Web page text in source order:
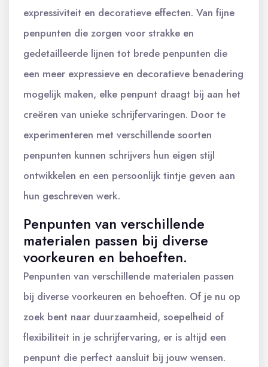
expressiviteit en decoratieve effecten. Van fijne
penpunten die zorgen voor strakke en
gedetailleerde lijnen tot brede penpunten die
een meer expressieve en decoratieve benadering
mogelijk maken, elke penpunt draagt bij aan het
creëren van unieke schrijfervaringen. Door te
experimenteren met verschillende soorten
penpunten kunnen schrijvers hun eigen stijl
ontwikkelen en een persoonlijk tintje geven aan
hun geschreven werk.
Penpunten van verschillende
materialen passen bij diverse
voorkeuren en behoeften.
Penpunten van verschillende materialen passen
bij diverse voorkeuren en behoeften. Of je nu op
zoek bent naar duurzaamheid, soepelheid of
flexibiliteit in je schrijfervaring, er is altijd een
penpunt die perfect aansluit bij jouw wensen.